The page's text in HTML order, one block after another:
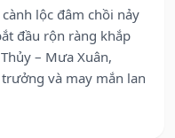
lộc đâm chồi nảy
đầu rộn ràng khắp
– Mưa Xuân,
và may mắn lan